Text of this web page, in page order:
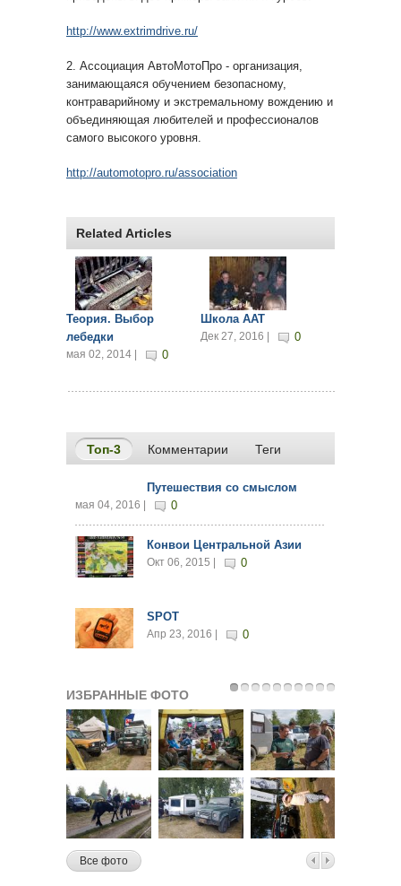
http://www.extrimdrive.ru/
2. Ассоциация АвтоМотоПро - организация,
занимающаяся обучением безопасному,
контраварийному и экстремальному вождению и
объединяющая любителей и профессионалов
самого высокого уровня.
http://automotopro.ru/association
Related Articles
Теория. Выбор
лебедки
мая 02, 2014 | 0
Школа ААТ
Дек 27, 2016 | 0
Топ-3 (активная вкладка)
Комментарии Теги
Путешествия со смыслом
мая 04, 2016 | 0
Конвои Центральной Азии
Окт 06, 2015 | 0
SPOT
Апр 23, 2016 | 0
ИЗБРАННЫЕ ФОТО
Все фото